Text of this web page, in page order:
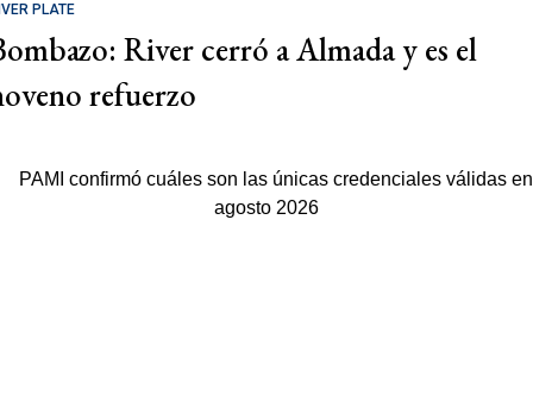
PLATE
River cerró a Almada y es el
refuerzo